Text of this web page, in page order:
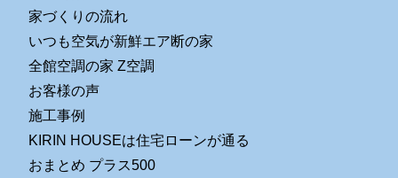
家づくりの流れ
いつも空気が新鮮エア断の家
全館空調の家 Z空調
お客様の声
施工事例
KIRIN HOUSEは住宅ローンが通る
おまとめ プラス500